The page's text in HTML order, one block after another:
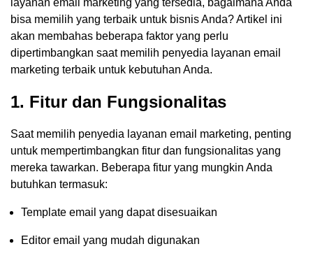
layanan email marketing yang tersedia, bagaimana Anda
bisa memilih yang terbaik untuk bisnis Anda? Artikel ini
akan membahas beberapa faktor yang perlu
dipertimbangkan saat memilih penyedia layanan email
marketing terbaik untuk kebutuhan Anda.
1. Fitur dan Fungsionalitas
Saat memilih penyedia layanan email marketing, penting
untuk mempertimbangkan fitur dan fungsionalitas yang
mereka tawarkan. Beberapa fitur yang mungkin Anda
butuhkan termasuk:
Template email yang dapat disesuaikan
Editor email yang mudah digunakan